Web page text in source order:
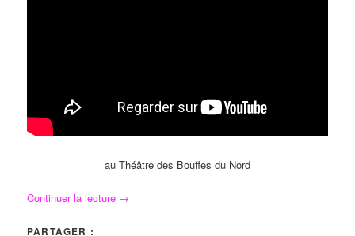
au Théâtre des Bouffes du Nord
Continuer la lecture →
PARTAGER :